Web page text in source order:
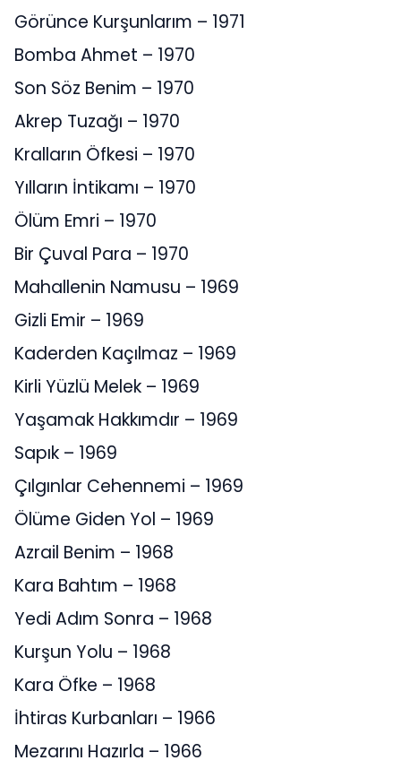
Görünce Kurşunlarım – 1971
Bomba Ahmet – 1970
Son Söz Benim – 1970
Akrep Tuzağı – 1970
Kralların Öfkesi – 1970
Yılların İntikamı – 1970
Ölüm Emri – 1970
Bir Çuval Para – 1970
Mahallenin Namusu – 1969
Gizli Emir – 1969
Kaderden Kaçılmaz – 1969
Kirli Yüzlü Melek – 1969
Yaşamak Hakkımdır – 1969
Sapık – 1969
Çılgınlar Cehennemi – 1969
Ölüme Giden Yol – 1969
Azrail Benim – 1968
Kara Bahtım – 1968
Yedi Adım Sonra – 1968
Kurşun Yolu – 1968
Kara Öfke – 1968
İhtiras Kurbanları – 1966
Mezarını Hazırla – 1966